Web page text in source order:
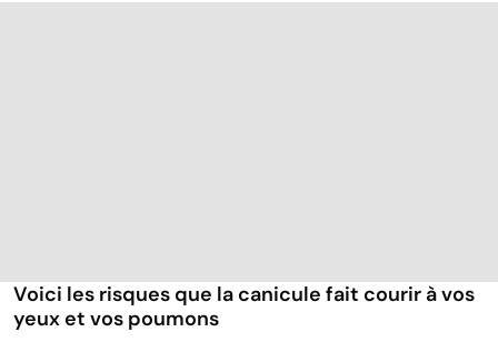
Voici les risques que la canicule fait courir à vos
yeux et vos poumons